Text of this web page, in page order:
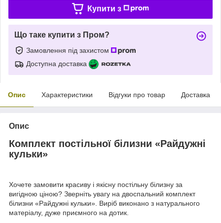
Купити з
Що таке купити з Пром?
Замовлення під захистом
Доступна доставка
Опис Характеристики Відгуки про товар Доставка
Опис
Комплект постільної білизни «Райдужні
кульки»
Хочете замовити красиву і якісну постільну білизну за
вигідною ціною? Зверніть увагу на двоспальний комплект
білизни «Райдужні кульки». Виріб виконано з натурального
матеріалу, дуже приємного на дотик.